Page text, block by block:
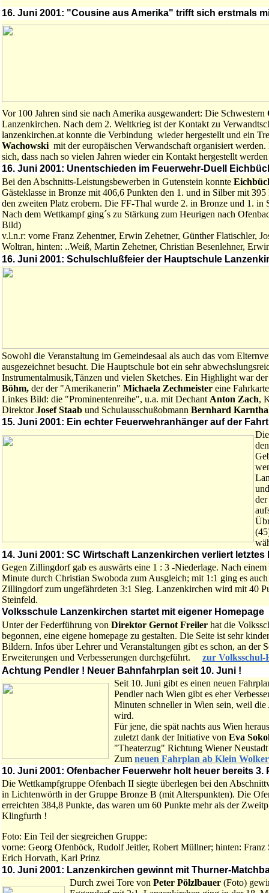
16. Juni 2001: "Cousine aus Amerika" trifft sich erstmals
Vor 100 Jahren sind sie nach Amerika ausgewandert: Die Schwestern
Lanzenkirchen. Nach dem 2. Weltkrieg ist der Kontakt zu
lanzenkirchen.at konnte die Verbindung wieder hergestellt und ein
Wachowski mit der europäischen Verwandschaft organisiert
sich, dass nach so vielen Jahren wieder ein Kontakt hergestellt
16. Juni 2001: Unentschieden im Feuerwehr-Duell
Bei den Abschnitts-Leistungsbewerben in Gutenstein konnte
Gästeklasse in Bronze mit 406,6 Punkten den 1. und in Silber mit 395
den zweiten Platz erobern. Die FF-Thal wurde 2. in Bronze und 1. in
Nach dem Wettkampf ging´s zu Stärkung zum Heurigen nach
Bild)
v.l.n.r: vorne Franz Zehentner, Erwin Zehetner, Günther Flatischler,
Woltran, hinten: ..Weiß, Martin Zehetner, Christian Besenlehner,
16. Juni 2001: Schulschlußfeier der Hauptschule
Sowohl die Veranstaltung im Gemeindesaal als auch das vom
ausgezeichnet besucht. Die Hauptschule bot ein sehr
Instrumentalmusik,Tänzen und vielen Sketches. Ein Highlight war
Böhm, der der "Amerikanerin" Michaela Zechmeister eine
Linkes Bild: die "Prominentenreihe", u.a. mit Dechant Anton Zach,
DirektorJosef Staab und Schulausschußobmann Bernhard
15. Juni 2001: Ein echter Feuerwehranhänger auf der
14. Juni 2001: SC Wirtschaft Lanzenkirchen verliert
Gegen Zillingdorf gab es auswärts eine 1 : 3 -Niederlage. Nach
Minute durch Christian Swoboda zum Ausgleich; mit 1:1 ging es
Zillingdorf zum ungefährdeten 3:1 Sieg. Lanzenkirchen wird mit 40
Steinfeld.
Volksschule Lanzenkirchen startet mit eigener Homepage
Unter der Federführung von Direktor Gernot Freiler hat die
begonnen, eine eigene homepage zu gestalten. Die Seite ist sehr
Bildern. Infos über Lehrer und Veranstaltungen gibt es schon, an der
Erweiterungen und Verbesserungen durchgeführt. zur Volksschul-
Achtung Pendler ! Neuer Bahnfahrplan seit 10. Juni !
Seit 10. Juni gibt es einen neuen
Pendler nach Wien gibt es eher
Minuten schneller in Wien sein, weil
wird.
Für jene, die spät nachts aus Wien
zuletzt dank der Initiative von Eva
"Theaterzug" Richtung Wiener
Zum neuen Fahrplan ab Klein
10. Juni 2001: Ofenbacher Feuerwehr holt heuer bereits 3.
Die Wettkampfgruppe Ofenbach II siegte überlegen bei den
in Lichtenwörth in der Gruppe Bronze B (mit Alterspunkten). Die
erreichten 384,8 Punkte, das waren um 60 Punkte mehr als der
Klingfurth !
Foto: Ein Teil der siegreichen Gruppe:
vorne: Georg Ofenböck, Rudolf Jeitler, Robert Müllner; hinten: Franz
Erich Horvath, Karl Prinz
10. Juni 2001: Lanzenkirchen gewinnt mit Thurner-
Durch zwei Tore von Peter Pölzlbauer (Foto)